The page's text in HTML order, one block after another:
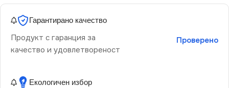
Гарантирано качество
Продукт с гаранция за
качество и удовлетвореност
Проверено
Екологичен избор